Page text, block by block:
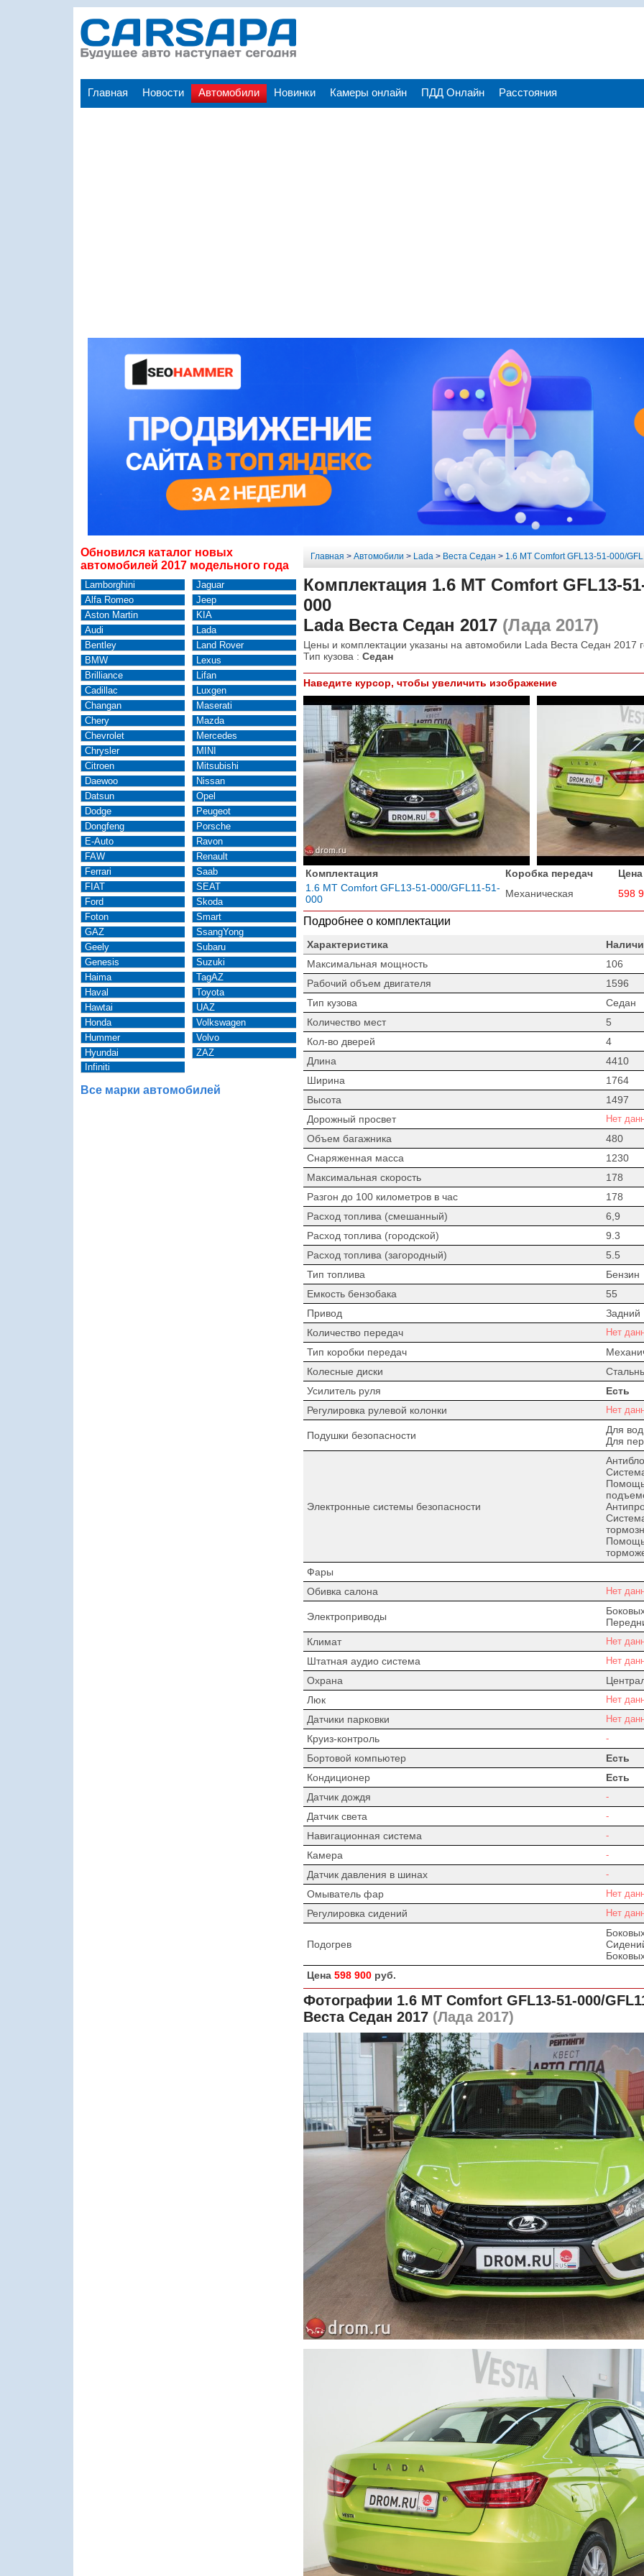
Главная Новости Автомобили Новинки Камеры онлайн ПДД Онлайн Расстояния
Обновился каталог новых
автомобилей 2017 модельного года
Lamborghini
Alfa Romeo
Aston Martin
Audi
Bentley
BMW
Brilliance
Cadillac
Changan
Chery
Chevrolet
Chrysler
Citroen
Daewoo
Datsun
Dodge
Dongfeng
E-Auto
FAW
Ferrari
FIAT
Ford
Foton
GAZ
Geely
Genesis
Haima
Haval
Hawtai
Honda
Hummer
Hyundai
Infiniti
Jaguar
Jeep
KIA
Lada
Land Rover
Lexus
Lifan
Luxgen
Maserati
Mazda
Mercedes
MINI
Mitsubishi
Nissan
Opel
Peugeot
Porsche
Ravon
Renault
Saab
SEAT
Skoda
Smart
SsangYong
Subaru
Suzuki
TagAZ
Toyota
UAZ
Volkswagen
Volvo
ZAZ
Все марки автомобилей
Главная > Автомобили > Lada> Веста Седан > 1.6 MT Comfort GFL13-51-000/
Комплектация 1.6 MT Comfort GFL13-
000
Lada Веста Седан 2017(Лада 2017)
Цены и комплектации указаны на автомобили Lada Веста Седан 2017
Тип кузова : Седан
Наведите курсор, чтобы увеличить изображение
Комплектация Коробка передач
Цена
1.6 MT Comfort GFL13-51-000/GFL11-51-
000
Механическая 598
Подробнее о комплектации
Характеристика
Максимальная мощность
106
Рабочий объем двигателя
1596
Тип кузова
Седан
Количество мест
5
Кол-во дверей
4
Длина
4410
Ширина
1764
Высота
1497
Дорожный просвет
Нет
Объем багажника
480
Снаряженная масса
1230
Максимальная скорость
178
Разгон до 100 километров в час
178
Расход топлива (смешанный)
6,9
Расход топлива (городской)
9.3
Расход топлива (загородный)
5.5
Тип топлива
Бензин
Емкость бензобака
55
Привод
Задний
Количество передач
Нет
Тип коробки передач
Колесные диски
Усилитель руля
Есть
Регулировка рулевой колонки
Нет
Подушки безопасности
Для
Для
Электронные системы безопасности
Помощь
Фары
Обивка салона
Нет
Электроприводы
Климат
Нет
Штатная аудио система Нет
Охрана
Люк
Нет
Датчики парковки Нет
Круиз-контроль -
Бортовой компьютер
Есть
Кондиционер
Есть
Датчик дождя
-
Датчик света -
Навигационная система -
Камера -
Датчик давления в шинах -
Омыватель фар Нет
Регулировка сидений Нет
Подогрев
Цена 598 900руб.
Фотографии 1.6 MT Comfort GFL13-51-000/
Веста Седан 2017(Лада 2017)